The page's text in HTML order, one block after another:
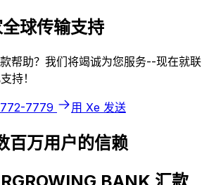
球传输支持
帮助？我们将竭诚为您服务--现在就联
持！
7779 用 Xe 发送
百万用户的信赖